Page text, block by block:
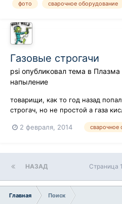
фото сварочное оборудование
Газовые строгачи
psi опубликовал тема в Плазма
напыление
товарищи, как то год назад
строгач, но не простой а газа
помню.. только вот принцип не
или работал, буду признателен
2 февраля, 2014 сварочное
НАЗАД Страница
Главная Поиск